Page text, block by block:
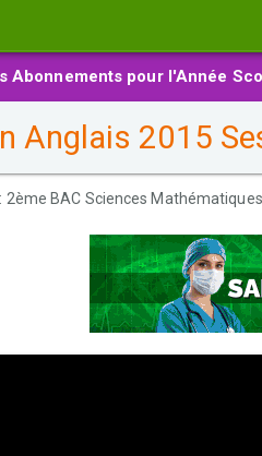
Abonnements pour l'Année
Anglais 2015
2ème BAC Sciences